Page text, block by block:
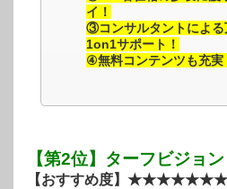
イ！
③コンサルタントによる
1on1サポート！
④無料コンテンツも充実
【第2位】ターフビジョン
【おすすめ度】